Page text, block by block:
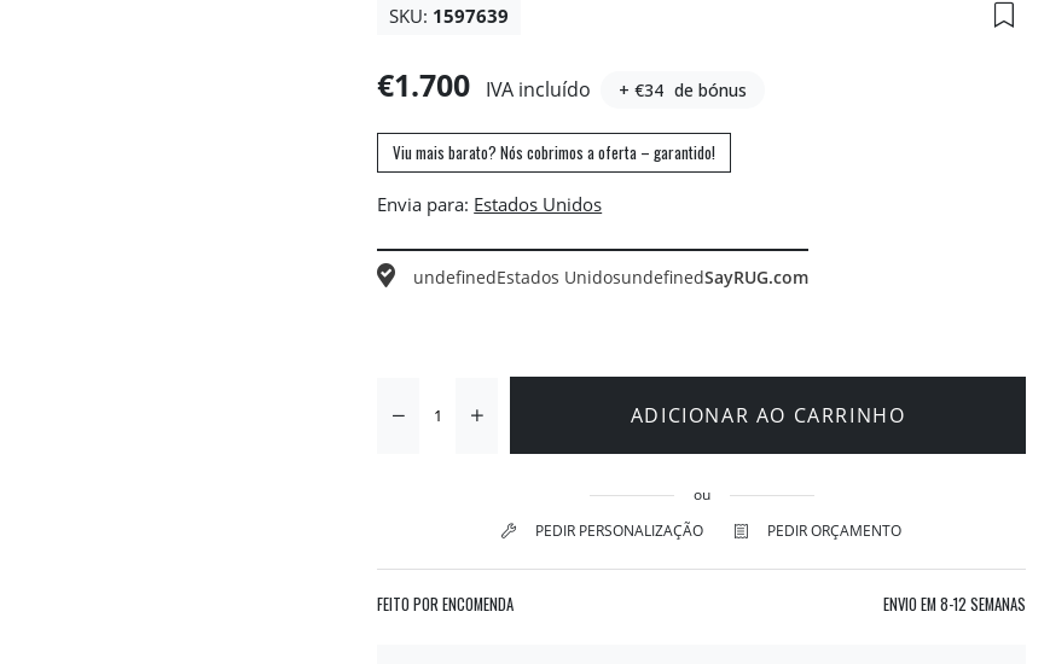
SKU: 1597639
€1.700 IVA incluído + €34 de bónus
Viu mais barato? Nós cobrimos a oferta – garantido!
Envia para:
undefinedEstados UnidosundefinedSayRUG.com
ADICIONAR AO CARRINHO
ou
PEDIR PERSONALIZAÇÃO
PEDIR ORÇAMENTO
FEITO POR ENCOMENDA ENVIO EM 8-12 SEMANAS